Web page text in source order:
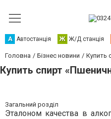
А Автостанція Ж Ж/Д станція
Головна Бізнес новини Купить
Купить спирт
Загальний розділ
Эталоном качества в